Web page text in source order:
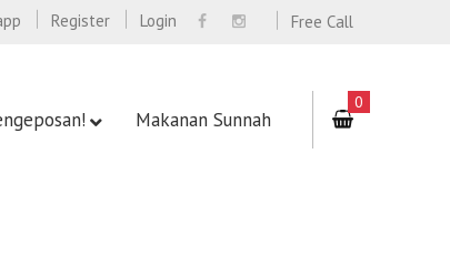
Free Call
Register Login
Makanan Sunnah
0